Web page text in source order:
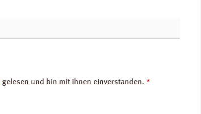
gelesen und bin mit ihnen einverstanden. *